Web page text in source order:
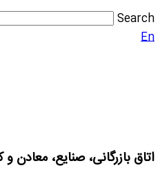
Search
En
اتاق بازرگانی، صنایع، معادن